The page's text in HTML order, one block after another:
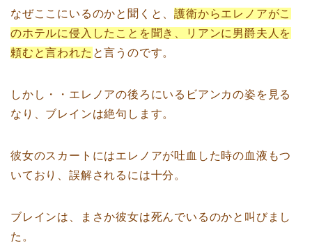
なぜここにいるのかと聞くと、護衛からエレノアがこ
のホテルに侵入したことを聞き、リアンに男爵夫人を
頼むと言われた と言うのです。
しかし・・エレノアの後ろにいるビアンカの姿を見る
なり、ブレインは絶句します。
彼女のスカートにはエレノアが吐血した時の血液もつ
いており、誤解されるには十分。
ブレインは、まさか彼女は死んでいるのかと叫びまし
た。